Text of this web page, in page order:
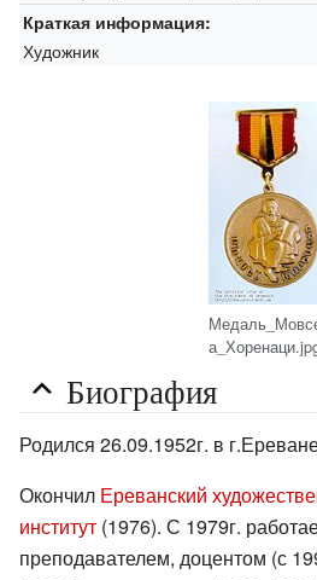
Краткая информация:
Художник
Биография
Родился 26.09.1952г. в
Окончил Ереванский
институт (1976). С 1979г.
преподавателем, доцентом (с